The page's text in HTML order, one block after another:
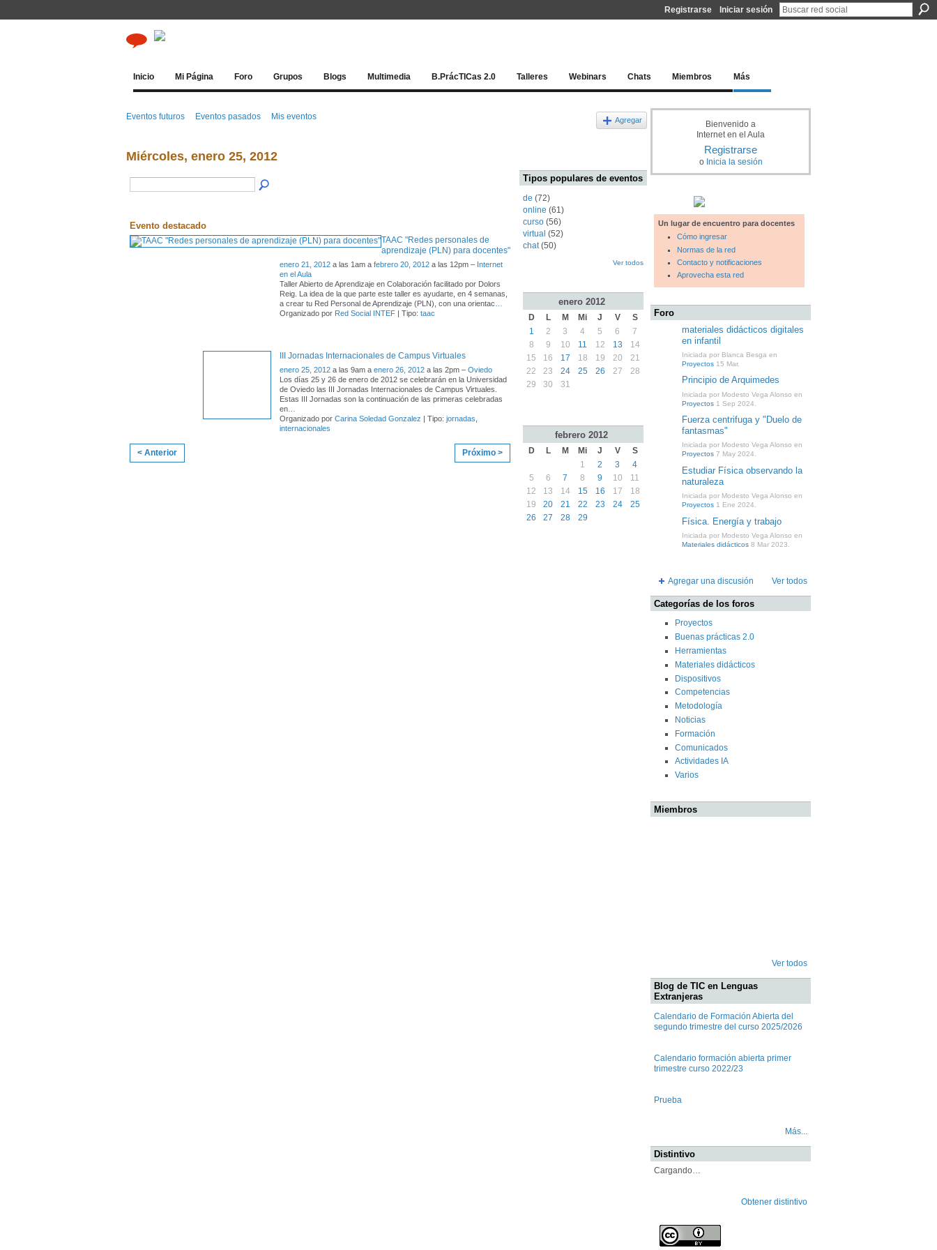
Registrarse Iniciar sesión
Inicio Mi Página Foro Grupos Blogs Multimedia B.PrácTICas 2.0 Talleres Webinars Chats Miembros Más
Eventos futuros Eventos pasados Mis eventos Agregar
Miércoles, enero 25, 2012
Evento destacado
TAAC "Redes personales de
aprendizaje (PLN) para docentes"
enero 21, 2012 a las 1am a febrero 20, 2012 a las 12pm – Internet
en el Aula
Taller Abierto de Aprendizaje en Colaboración facilitado por Dolors
Reig. La idea de la que parte este taller es ayudarte, en 4 semanas,
a crear tu Red Personal de Aprendizaje (PLN), con una orientac
Organizado por Red Social INTEF | Tipo: taac
III Jornadas Internacionales de Campus Virtuales
enero 25, 2012 a las 9am a enero 26, 2012 a las 2pm – Oviedo
Los días 25 y 26 de enero de 2012 se celebrarán en la Universidad
de Oviedo las III Jornadas Internacionales de Campus Virtuales.
Estas III Jornadas son la continuación de las primeras celebradas
en
Organizado por Carina Soledad Gonzalez | Tipo: jornadas
internacionales
< Anterior Próximo >
Tipos populares de eventos
de (72)
online (61)
curso (56)
virtual (52)
chat(50)
Ver todos
enero 2012
D L M Mi J V
S
1
2 3 4 5 6
7
8
9 10 11 12 13
14
15
16 17 18 19 20
21
22
23 24 25 26 27
28
29
30 31
febrero 2012
D L M Mi J V
S
1
2 3
4
5
6 7 8 9 10
11
12
13 14 15 16 17
18
19
20 21 22 23 24
25
26
27 28 29
Bienvenido a
Internet en el Aula
Registrarse
o Inicia la sesión
Un lugar de encuentro para docentes
Cómo ingresar
Normas de la red
Contacto y notificaciones
Aprovecha esta red
Foro
materiales didácticos digitales
en infantil
Iniciada por Blanca Besga en
Proyectos 15 Mar.
Principio de Arquimedes
Iniciada por Modesto Vega Alonso en
Proyectos 1 Sep 2024.
Fuerza centrifuga y "Duelo de
fantasmas"
Iniciada por Modesto Vega Alonso en
Proyectos 7 May 2024.
Estudiar Física observando la
naturaleza
Iniciada por Modesto Vega Alonso en
Proyectos 1 Ene 2024.
Física. Energía y trabajo
Iniciada por Modesto Vega Alonso en
Materiales didácticos 8 Mar 2023.
Agregar una discusión Ver todos
Categorías de los foros
Proyectos
Buenas prácticas 2.0
Herramientas
Materiales didácticos
Dispositivos
Competencias
Metodología
Noticias
Formación
Comunicados
Actividades IA
Varios
Miembros
Ver todos
Blog de TIC en Lenguas
Extranjeras
Calendario de Formación Abierta del
segundo trimestre del curso 2025/2026
Calendario formación abierta primer
trimestre curso 2022/23
Prueba
Más...
Distintivo
Cargando…
Obtener distintivo